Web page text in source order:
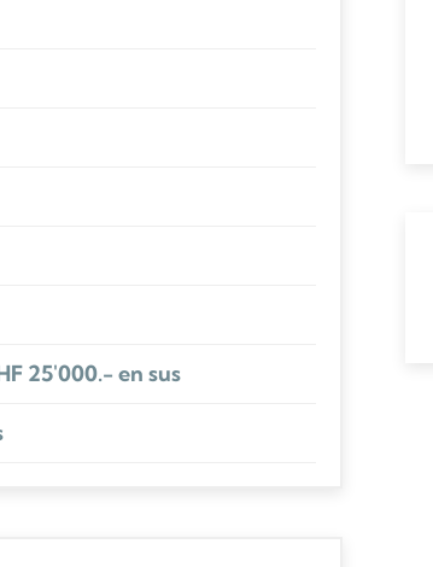
25'000.- en sus